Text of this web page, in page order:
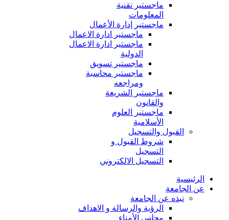
ماجستير تقنية
المعلومات
ماجستير إدارة الأعمال
ماجستير ادارة الاعمال
ماجستير ادارة الاعمال
الدولية
ماجستير تسويق
ماجستير محاسبة
ومراجعه
ماجستير الشريعة
والقانون
ماجستير العلوم
الأسلامية
القبول والتسجيل
شروط القبول و
التسجيل
التسجيل الالكتروني
الرئيسية
عن الجامعة
نبذه عن الجامعة
الرؤية والرسالة و الاهداف
مجلس الأمناء